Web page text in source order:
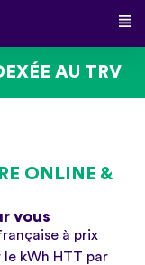
AU TRV
ONLINE &
vous
à prix
le kWh HTT par